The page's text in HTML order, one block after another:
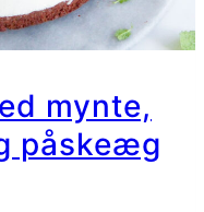
mynte,
påskeæg